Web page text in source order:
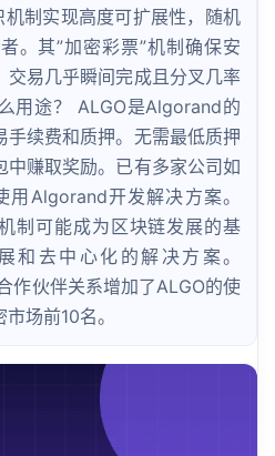
制实现高度可扩展性，随机
。其”加密彩票”机制确保安
交易几乎瞬间完成且分叉几率
用途？ ALGO是Algorand的
手续费和质押。无需最低质押
中赚取奖励。已有多家公司如
Algorand开发解决方案。
制可能成为区块链发展的基
和去中心化的解决方案。
作伙伴关系增加了ALGO的使
场前10名。